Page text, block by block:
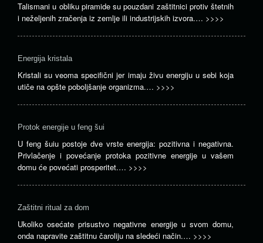
Talismani u obliku piramide su pouzdani zaštitnici protiv štetnih
i neželjenih zračenja iz zemlje ili industrijskih izvora.… >>>>
Energija kristala
Kristali su veoma specifični jer imaju živu energiju u sebi koja
utiče na opšte poboljšanje organizma.… >>>>
Protok energije u feng šui
U feng šuiu postoje dve vrste energija: pozitivna i negativna.
Privlačenje i povećanje protoka pozitivne energije u vašem
domu će povećati prosperitet.… >>>>
Zaštitni ritual za dom
Ukoliko osećate prisustvo negativne energije u svom domu,
onda napravite zaštitnu čaroliju na sledeći način.… >>>>